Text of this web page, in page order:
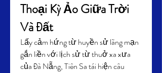
Thoại Kỳ Ảo Giữa Trời
Và Đất
Lấy cảm hứng từ huyền sử lãng mạn
gắn liền với lịch sử từ thuở xa xưa
của Đà Nẵng, Tiên Sa tái hiện câu